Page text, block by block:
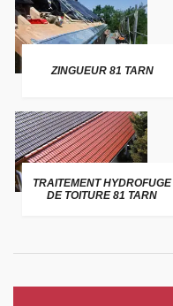
ZINGUEUR 81 TARN
TRAITEMENT HYDROFUGE
DE TOITURE 81 TARN